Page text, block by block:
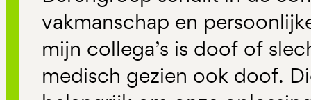
vakmanschap en
mijn collega’s is doof of
medisch gezien ook doof.